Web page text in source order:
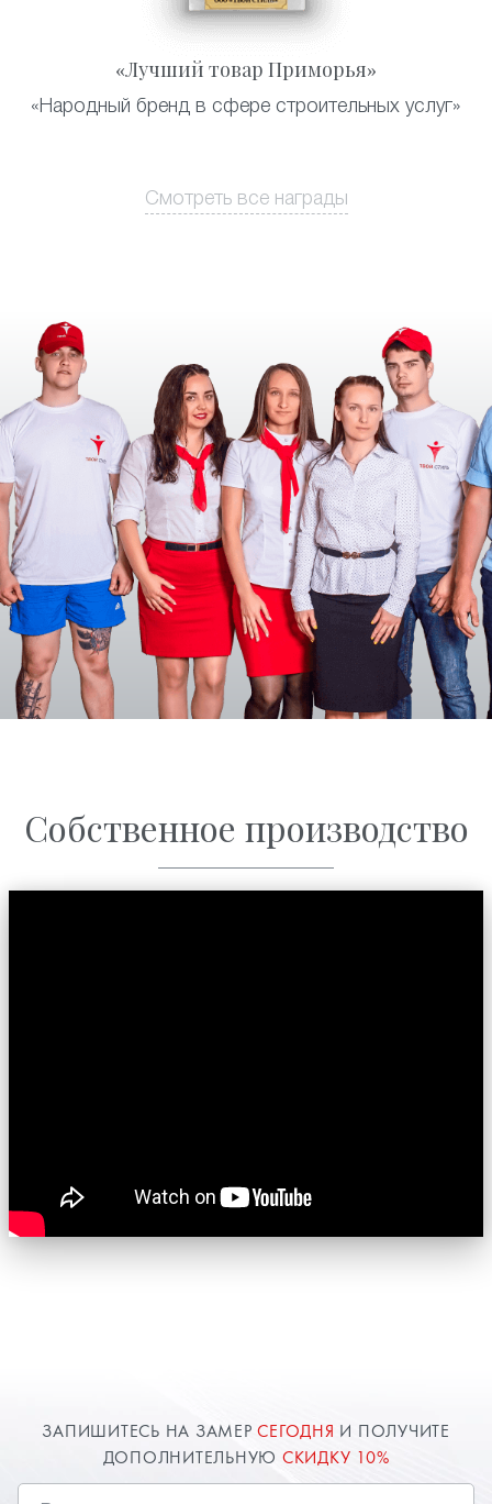
«Лучший товар Приморья»
«Народный бренд в сфере строительных услуг»
Смотреть все награды
Собственное производство
ЗАПИШИТЕСЬ НА ЗАМЕРСЕГОДНЯ И ПОЛУЧИТЕ
ДОПОЛНИТЕЛЬНУЮ СКИДКУ 10%